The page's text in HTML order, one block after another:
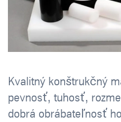
Kvalitný konštrukčný
pevnosť, tuhosť,
dobrá obrábateľnosť